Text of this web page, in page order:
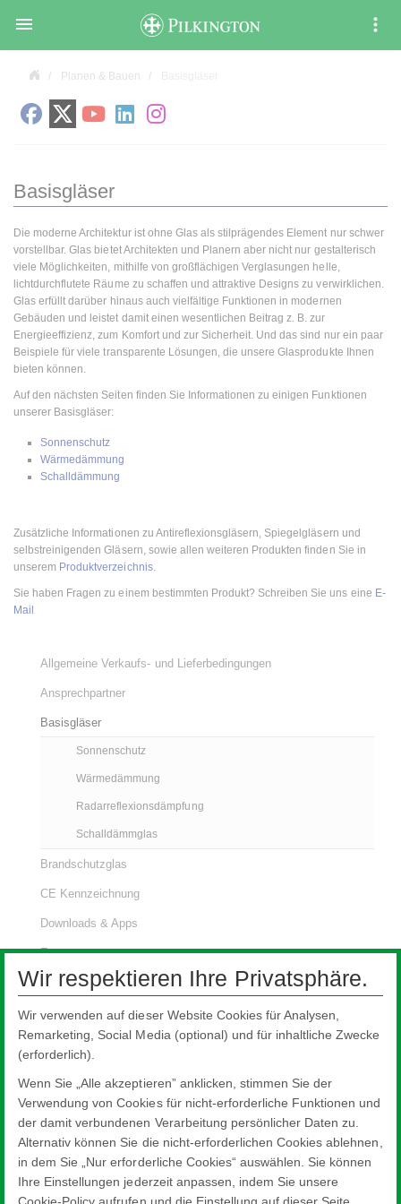

Planen & Bauen
Basisgläser
Die moderne Architektur ist ohne Glas als stilprägendes Element nur schwer
vorstellbar. Glas bietet Architekten und Planern aber nicht nur gestalterisch
viele Möglichkeiten, mithilfe von großflächigen Verglasungen helle,
lichtdurchflutete Räume zu schaffen und attraktive Designs zu verwirklichen.
Glas erfüllt darüber hinaus auch vielfältige Funktionen in modernen
Gebäuden und leistet damit einen wesentlichen Beitrag z. B. zur
Energieeffizienz, zum Komfort und zur Sicherheit. Und das sind nur ein paar
Beispiele für viele transparente Lösungen, die unsere Glasprodukte Ihnen
bieten können.
Auf den nächsten Seiten finden Sie Informationen zu einigen Funktionen
unserer Basisgläser:
Sonnenschutz
Wärmedämmung
Schalldämmung
Zusätzliche Informationen zu Antireflexionsgläsern, Spiegelgläsern und
selbstreinigenden Gläsern, sowie allen weiteren Produkten finden Sie in
unserem Produktverzeichnis.
Sie haben Fragen zu einem bestimmten Produkt? Schreiben Sie uns eine E-
Mail
Allgemeine Verkaufs- und Lieferbedingungen
Ansprechpartner
Basisgläser
Sonnenschutz
Wärmedämmung
Radarreflexionsdämpfung
Schalldämmglas
Brandschutzglas
CE Kennzeichnung
Downloads & Apps
Export
Kommerzielle Glasanwendungen
Glastypen für Architekten
Nachhaltigkeit
Profilbauglas mit System
Planungstools
Spezialglas für Museen und Ausstellungen
Wir respektieren Ihre Privatsphäre.
Wir verwenden auf dieser Website Cookies für Analysen,
Remarketing, Social Media (optional) und für inhaltliche Zwecke
(erforderlich).
Wenn Sie „Alle akzeptieren” anklicken, stimmen Sie der
Verwendung von Cookies für nicht-erforderliche Funktionen und
der damit verbundenen Verarbeitung persönlicher Daten zu.
Alternativ können Sie die nicht-erforderlichen Cookies ablehnen,
in dem Sie „Nur erforderliche Cookies“ auswählen. Sie können
Ihre Einstellungen jederzeit anpassen, indem Sie unsere